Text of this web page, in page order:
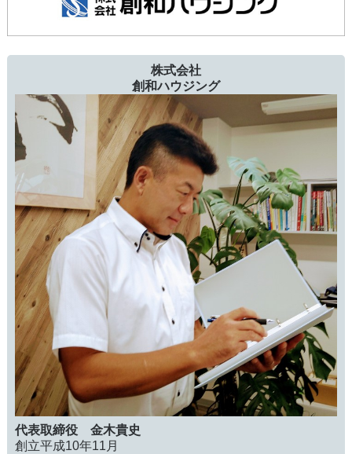
株式会社
創和ハウジング
代表取締役 金木貴史
創立平成10年11月